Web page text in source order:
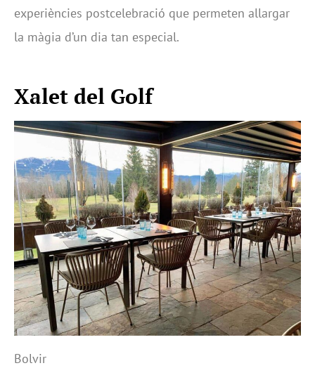
experiències postcelebració que permeten allargar
la màgia d’un dia tan especial.
Xalet del Golf
Bolvir